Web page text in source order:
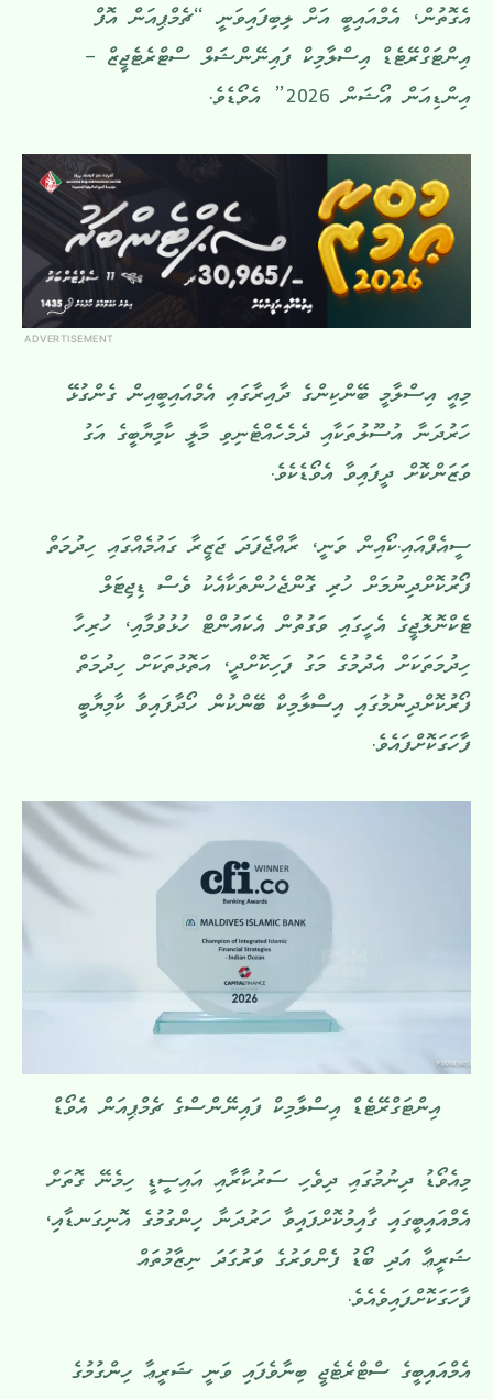
އެގޮތުން، އެމްއައިބީ އަށް ލިބިފައިވަނީ “ޗެމްޕިއަން އޮފް
އިންޓަގްރޭޓެޑް އިސްލާމިކް ފައިނޭންޝަލް ސްޓްރެޓެޖީޒް –
އިންޑިއަން އޯޝަން 2026” އެވޯޑެވެ.
ADVERTISEMENT
މިއީ އިސްލާމީ ބޭންކިންގެ ދާއިރާގައި އެމްއައިބީއިން ގެންގުޅޭ
ހަރުދަނާ އުސޫލުތަކާއި ދެމެހެއްޓެނިވި މާލީ ކާމިޔާބީގެ އަގު
ވަޒަންކޮށް ދީފައިވާ އެވޯޑެކެވެ.
ސީއެފްއައި.ކޯއިން ވަނީ، ރާއްޖެފަދަ ޖަޒީރާ ގައުމެއްގައި ހިދުމަތް
ފޯރުކޮށްދިނުމަށް ހުރި ގޮންޖެހުންތަކާއެކު ވެސް ޑިޖިޓަލް
ޓެކްނޮލޮޖީގެ އެހީގައި ވަގުތުން އެކައުންޓް ހުޅުވުމާއި، ހުރިހާ
ހިދުމަތަކަށް އެދުމުގެ މަގު ފަހިކޮށްދީ، އަތޮޅުތަކަށް ހިދުމަތް
ފޯރުކޮށްދިނުމުގައި އިސްލާމިކް ބޭންކުން ހޯދާފައިވާ ކާމިޔާބީ
ފާހަގަކޮށްފައެވެ.
އިންޓަގްރޭޓެޑް އިސްލާމިކް ފައިނޭންސްގެ ޗެމްޕިއަން އެވޯޑް
މިއެވޯޑު ދިނުމުގައި ދިވެހި ސަރުކާރާއި އައިސީޑީ ހިމެނޭ ގޮތަށް
އެމްއައިބީގައި ގާއިމުކޮށްފައިވާ ހަރުދަނާ ހިންގުމުގެ އޮނިގަނޑާއި،
ޝަރީޢާ އަދި ބޯޑު ފެންވަރުގެ ވަރުގަދަ ނިޒާމުތައް
ފާހަގަކޮށްފައިވެއެވެ.
އެމްއައިބީގެ ސްޓްރެޓެޖީ ބިނާވެފައި ވަނީ ޝަރީޢާ ހިންގުމުގެ